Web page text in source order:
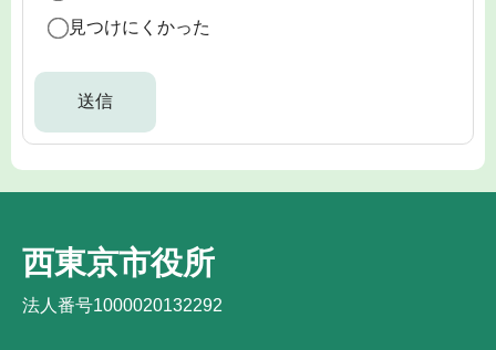
見つけにくかった
西東京市役所
法人番号1000020132292